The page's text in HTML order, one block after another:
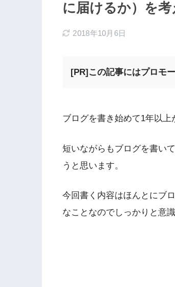
に届けるか）を考
2018年10月6日
[PR]この記事にはプロモ
ブログを書き始めて1年以上
短いながらもブログを書い
うと思います。
今回書く内容はほんとにブ
なことなのでしっかりと意